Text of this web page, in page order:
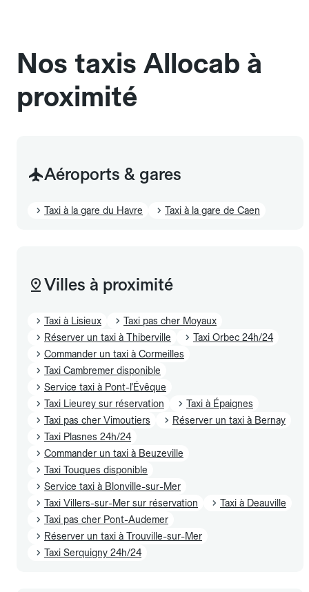
Nos taxis Allocab à
proximité
Aéroports & gares
Taxi à la gare du Havre Taxi à la gare de Caen
Villes à proximité
Taxi à Lisieux
Taxi pas cher Moyaux
Réserver un taxi à Thiberville
Taxi Orbec 24h/24
Commander un taxi à Cormeilles
Taxi Cambremer disponible
Service taxi à Pont-l'Évêque
Taxi Lieurey sur réservation
Taxi à Épaignes
Taxi pas cher Vimoutiers
Réserver un taxi à Bernay
Taxi Plasnes 24h/24
Commander un taxi à Beuzeville
Taxi Touques disponible
Service taxi à Blonville-sur-Mer
Taxi Villers-sur-Mer sur réservation
Taxi à Deauville
Taxi pas cher Pont-Audemer
Réserver un taxi à Trouville-sur-Mer
Taxi Serquigny 24h/24